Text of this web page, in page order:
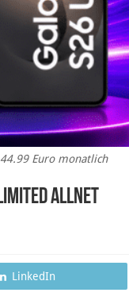
Euro monatlich
Allnet
LinkedIn